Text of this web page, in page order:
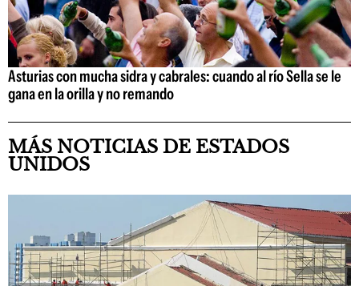
Asturias con mucha sidra y cabrales: cuando al río Sella se le
gana en la orilla y no remando
MÁS NOTICIAS DE ESTADOS
UNIDOS